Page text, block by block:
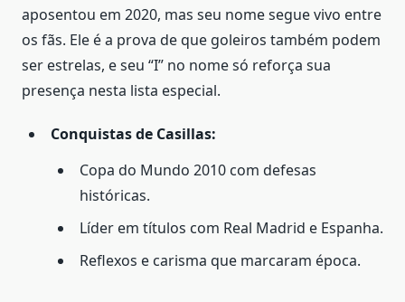
aposentou em 2020, mas seu nome segue vivo entre
os fãs. Ele é a prova de que goleiros também podem
ser estrelas, e seu “I” no nome só reforça sua
presença nesta lista especial.
Conquistas de Casillas:
Copa do Mundo 2010 com defesas
históricas.
Líder em títulos com Real Madrid e Espanha.
Reflexos e carisma que marcaram época.